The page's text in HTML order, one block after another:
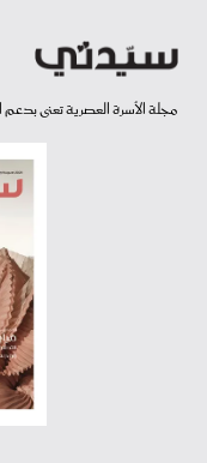
مجلة الأسرة العصرية تعنى